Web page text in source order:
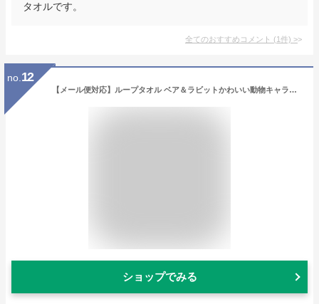
タオルです。
全てのおすすめコメント (1件) >
no. 12
【メール便対応】ループタオル ベア＆ラビットかわいい動物キャラクターうさぎとくま柄。幼稚園・保育園の子供キッズの男の子女の子に人気♪便利なフック紐付の大判・厚手パイル地手拭きタオル♪もこもこやわらかいコットン綿素材でしっかり吸収速乾♪
ショップでみる